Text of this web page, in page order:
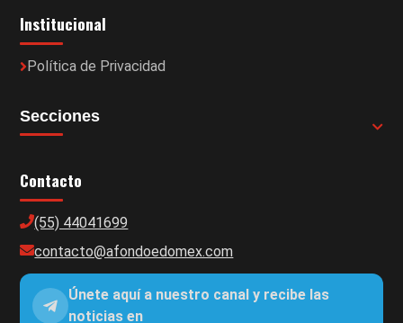
Institucional
Política de Privacidad
Secciones
Contacto
(55) 44041699
contacto@afondoedomex.com
Únete aquí a nuestro canal y recibe las
noticias en